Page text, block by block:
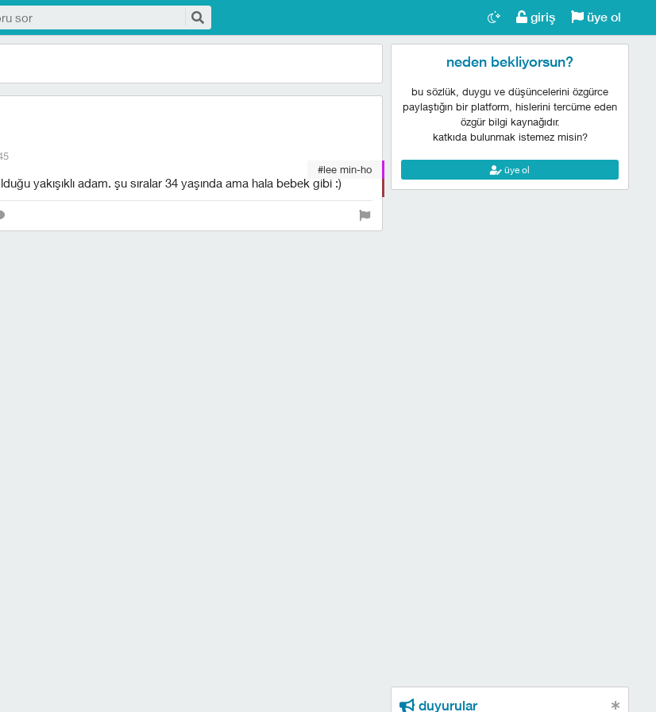
giriş üye ol
#lee min-ho
yakışıklı adam. şu sıralar 34 yaşında ama hala bebek gibi :)
neden bekliyorsun?
bu sözlük, duygu ve düşüncelerini özgürce
paylaştığın bir platform, hislerini tercüme eden
özgür bilgi kaynağıdır.
katkıda bulunmak istemez misin?
üye ol
duyurular